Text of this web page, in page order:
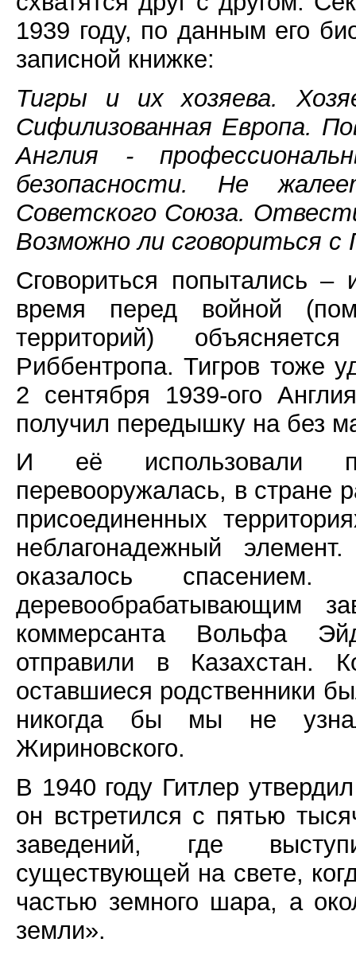
1939 году, по данным его
записной книжке:
Тигры и их хозяева.
Сифилизованная Европа.
Англия -
безопасности. Не
Советского Союза.
Возможно ли сговориться с
Сговориться попытались –
время перед войной
территорий)
Риббентропа. Тигров тоже
2 сентября 1939-ого
получил передышку на без
И её использовали
перевооружалась, в стране
присоединенных
неблагонадежный
оказалось
деревообрабатывающим
коммерсанта Вольфа
отправили в Казахстан.
оставшиеся родственники
никогда бы мы не
Жириновского.
В 1940 году Гитлер
он встретился с пятью
заведений, где
существующей на свете,
частью земного шара, а
земли».